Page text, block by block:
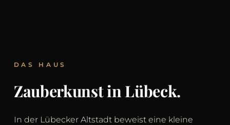
DAS HAUS
Zauberkunst in Lübeck.
In der Lübecker Altstadt beweist eine kleine